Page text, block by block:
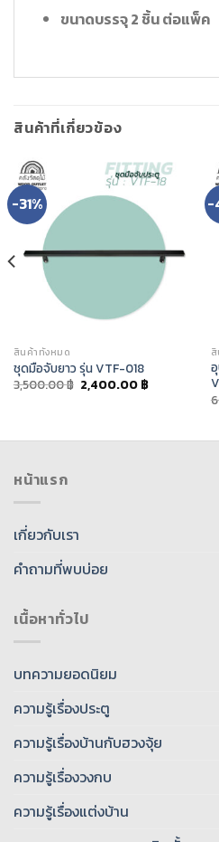
ขนาดบรรจุ 2 ชิ้น ต่อแพ็ค
สินค้าที่เกี่ยวข้อง
-31%
สินค้าทั้งหมด
ชุดมือจับยาว รุ่น VTF-018
3,500.00฿ 2,400.00 ฿
-
หน้าแรก
เกี่ยวกับเรา
คำถามที่พบบ่อย
เนื้อหาทั่วไป
บทความยอดนิยม
ความรู้เรื่องประตู
ความรู้เรื่องบ้านกับฮวงจุ้ย
ความรู้เรื่องวงกบ
ความรู้เรื่องแต่งบ้าน